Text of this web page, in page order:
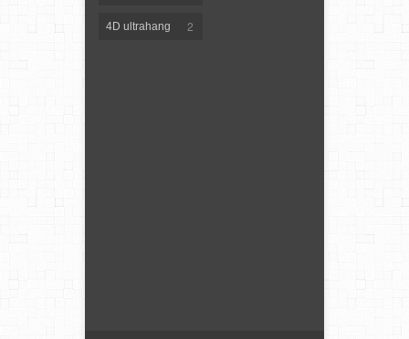
4D ultrahang 2